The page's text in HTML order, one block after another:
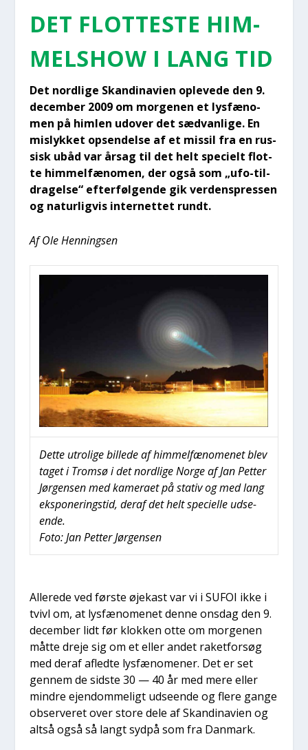
DET FLOT­TE­STE HIM­
MELS­HOW I LANG TID
Det nord­li­ge Skan­di­navi­en ople­ve­de den 9.
decem­ber 2009 om mor­ge­nen et lys­fæ­no­
men på him­len udover det sæd­van­li­ge. En
mis­lyk­ket opsen­del­se af et mis­sil fra en rus­
sisk ubåd var årsag til det helt spe­ci­elt flot­
te him­mel­fæ­no­men, der også som „ufo-til­
dra­gel­se“ efter­føl­gen­de gik ver­denspres­sen
og natur­lig­vis inter­net­tet rundt.
Af Ole Hen­nings­en
Det­te utro­li­ge bil­le­de af him­mel­fæ­no­me­net blev
taget i Trom­sø i det nord­li­ge Nor­ge af Jan Pet­ter
Jør­gen­sen med kame­ra­et på sta­tiv og med lang
eks­po­ne­rings­tid, der­af det helt spe­ci­el­le udse­
en­de.
Foto: Jan Pet­ter Jør­gen­sen
Alle­re­de ved før­ste øje­kast var vi i SUFOI ikke i
tvivl om, at lys­fæ­no­me­net den­ne ons­dag den 9.
decem­ber lidt før klok­ken otte om mor­ge­nen
måt­te dre­je sig om et eller andet raket­for­søg
med der­af afled­te lys­fæ­no­me­ner. Det er set
gen­nem de sid­ste 30 — 40 år med mere eller
min­dre ejen­dom­me­ligt udse­en­de og fle­re gan­ge
obser­ve­ret over sto­re dele af Skan­di­navi­en og
alt­så også så langt syd­på som fra Dan­mark.